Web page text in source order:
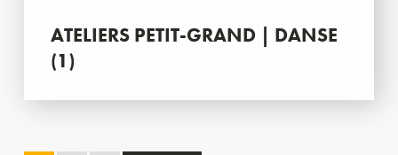
ATELIERS PETIT-GRAND | DANSE
(1)